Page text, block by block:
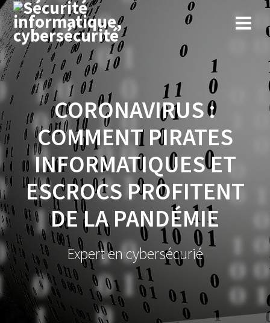
Skip
CORONAVIRUS :
COMMENT PIRATES
INFORMATIQUES ET
ESCROCS PROFITENT
DE LA PANDÉMIE
Expert en cybersécurié